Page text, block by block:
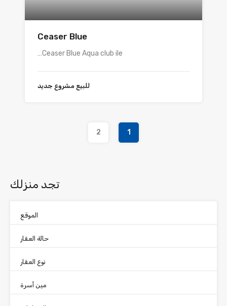
Ceaser Blue
Ceaser Blue Aqua club ile…
للبيع مشروع جديد
1
2
تجد منزلك
الموقع
حالة العقار
نوع العقار
مين أسرة